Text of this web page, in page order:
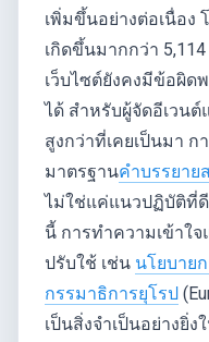
เพิ่มขึ้นอย่างต่อเนื่อง
เกิดขึ้นมากกว่า
เว็บไซต์ยังคงมีข้อผิด
ได้ สำหรับผู้จัดอีเวน
สูงกว่าที่เคยเป็นมา ก
มาตรฐานคำบรรยาย
ไม่ใช่แค่แนวปฏิบัติที่
นี้ การทำความเข้าใ
ปรับใช้ เช่น นโยบาย
กรรมาธิการยุโรป
เป็นสิ่งจำเป็นอย่างยิ่